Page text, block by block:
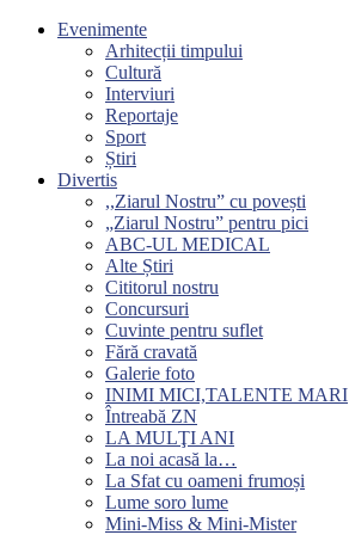
Evenimente
Arhitecții timpului
Cultură
Interviuri
Reportaje
Sport
Știri
Divertis
,,Ziarul Nostru” cu povești
„Ziarul Nostru” pentru pici
ABC-UL MEDICAL
Alte Știri
Cititorul nostru
Concursuri
Cuvinte pentru suflet
Fără cravată
Galerie foto
INIMI MICI,TALENTE MARI
Întreabă ZN
LA MULŢI ANI
La noi acasă la…
La Sfat cu oameni frumoși
Lume soro lume
Mini-Miss & Mini-Mister